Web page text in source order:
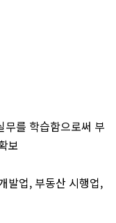
를 학습함으로써 부
보
발업, 부동산 시행업,